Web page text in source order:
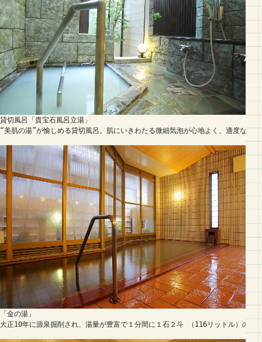
貸切風呂「貴宝石風呂立湯」
“美肌の湯”が愉しめる貸切風呂。肌にいきわたる微細気泡が心地よく、適度な水
「金の湯」
大正10年に源泉掘削され、湯量が豊富で１分間に１石２斗 （116リットル）の湯